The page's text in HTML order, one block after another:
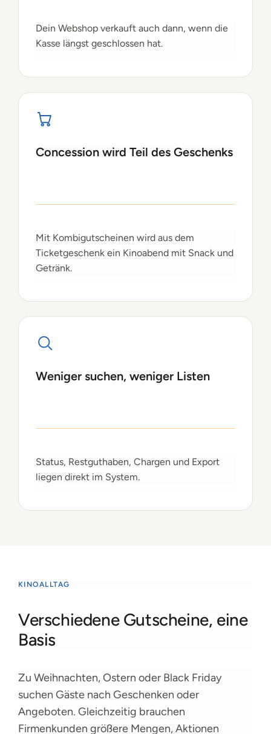
Dein Webshop verkauft auch dann, wenn die
Kasse längst geschlossen hat.
Concession wird Teil des Geschenks
Mit Kombigutscheinen wird aus dem
Ticketgeschenk ein Kinoabend mit Snack und
Getränk.
Weniger suchen, weniger Listen
Status, Restguthaben, Chargen und Export
liegen direkt im System.
KINOALLTAG
Verschiedene Gutscheine, eine
Basis
Zu Weihnachten, Ostern oder Black Friday
suchen Gäste nach Geschenken oder
Angeboten. Gleichzeitig brauchen
Firmenkunden größere Mengen, Aktionen